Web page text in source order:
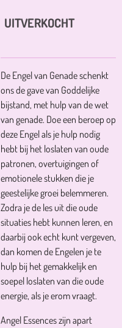
UITVERKOCHT
De Engel van Genade schenkt
ons de gave van Goddelijke
bijstand, met hulp van de wet
van genade. Doe een beroep op
deze Engel als je hulp nodig
hebt bij het loslaten van oude
patronen, overtuigingen of
emotionele stukken die je
geestelijke groei belemmeren.
Zodra je de les uit die oude
situaties hebt kunnen leren, en
daarbij ook echt kunt vergeven,
dan komen de Engelen je te
hulp bij het gemakkelijk en
soepel loslaten van die oude
energie, als je erom vraagt.
Angel Essences zijn apart